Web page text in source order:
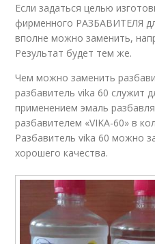
Если задаться целью
фирменного РАЗБАВИТЕЛЯ
вполне можно заменить,
Результат будет тем же.
Чем можно заменить
разбавитель vika 60 служит
применением эмаль
разбавителем «VIKA-60» в
Разбавитель vika 60 можно
хорошего качества.